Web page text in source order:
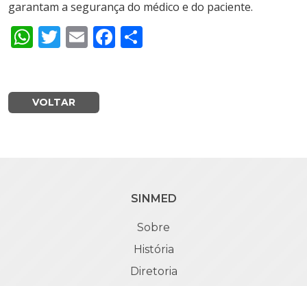
garantam a segurança do médico e do paciente.
WhatsApp
Twitter
EmailFacebook
VOLTAR
SINMED
Sobre
História
Diretoria